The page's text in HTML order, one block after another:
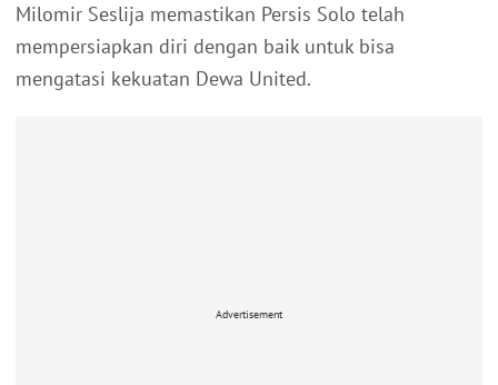
Milomir Seslija memastikan Persis Solo telah
mempersiapkan diri dengan baik untuk bisa
mengatasi kekuatan Dewa United.
Advertisement